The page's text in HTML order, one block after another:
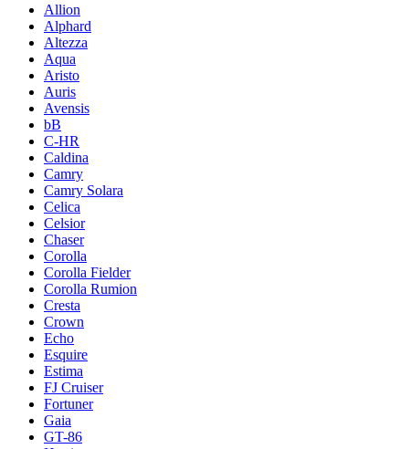
Allion
Alphard
Altezza
Aqua
Aristo
Auris
Avensis
bB
C-HR
Caldina
Camry
Camry Solara
Celica
Celsior
Chaser
Corolla
Corolla Fielder
Corolla Rumion
Cresta
Crown
Echo
Esquire
Estima
FJ Cruiser
Fortuner
Gaia
GT-86